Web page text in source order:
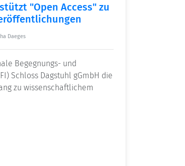
"Open Access" zu
Daeges
Begegnungs- und
Schloss Dagstuhl gGmbH die
zu wissenschaftlichem